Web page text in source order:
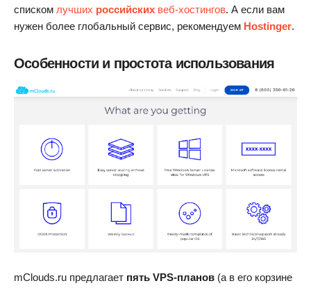
списком лучших российских веб-хостингов. А если вам
нужен более глобальный сервис, рекомендуем Hostinger.
Особенности и простота использования
mClouds.ru предлагает пять VPS-планов (а в его корзине